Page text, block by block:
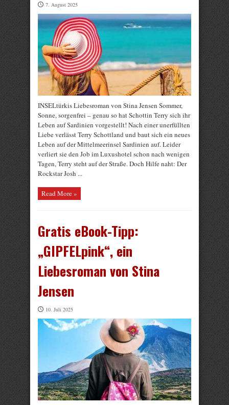
7. August 2025
INSELtürkis Liebesroman von Stina Jensen Sommer,
Sonne, sorgenfrei – genau so hat Schottin Terry sich ihr
Leben auf Sardinien vorgestellt! Nach einer unerfüllten
Liebe verlässt Terry Schottland und baut sich ein neues
Leben auf der Mittelmeerinsel Sardinien auf. Leider
verliert sie den Job im Luxushotel schon nach wenigen
Tagen, Terry steht auf der Straße. Doch Hilfe naht: Der
Rockstar Josh ...
Read More »
Gratis eBook-Tipp:
„GIPFELpink“, ein
Liebesroman von Stina
Jensen
10. Juli 2025